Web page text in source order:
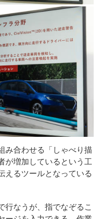
み合わせる「しゃべり描
が増加しているという工
えるツールとなっている
行なうが、指でなぞるこ